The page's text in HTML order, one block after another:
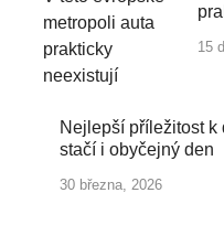
15
Nejlepší příležitost
stačí i obyčejný den
30 března, 2026